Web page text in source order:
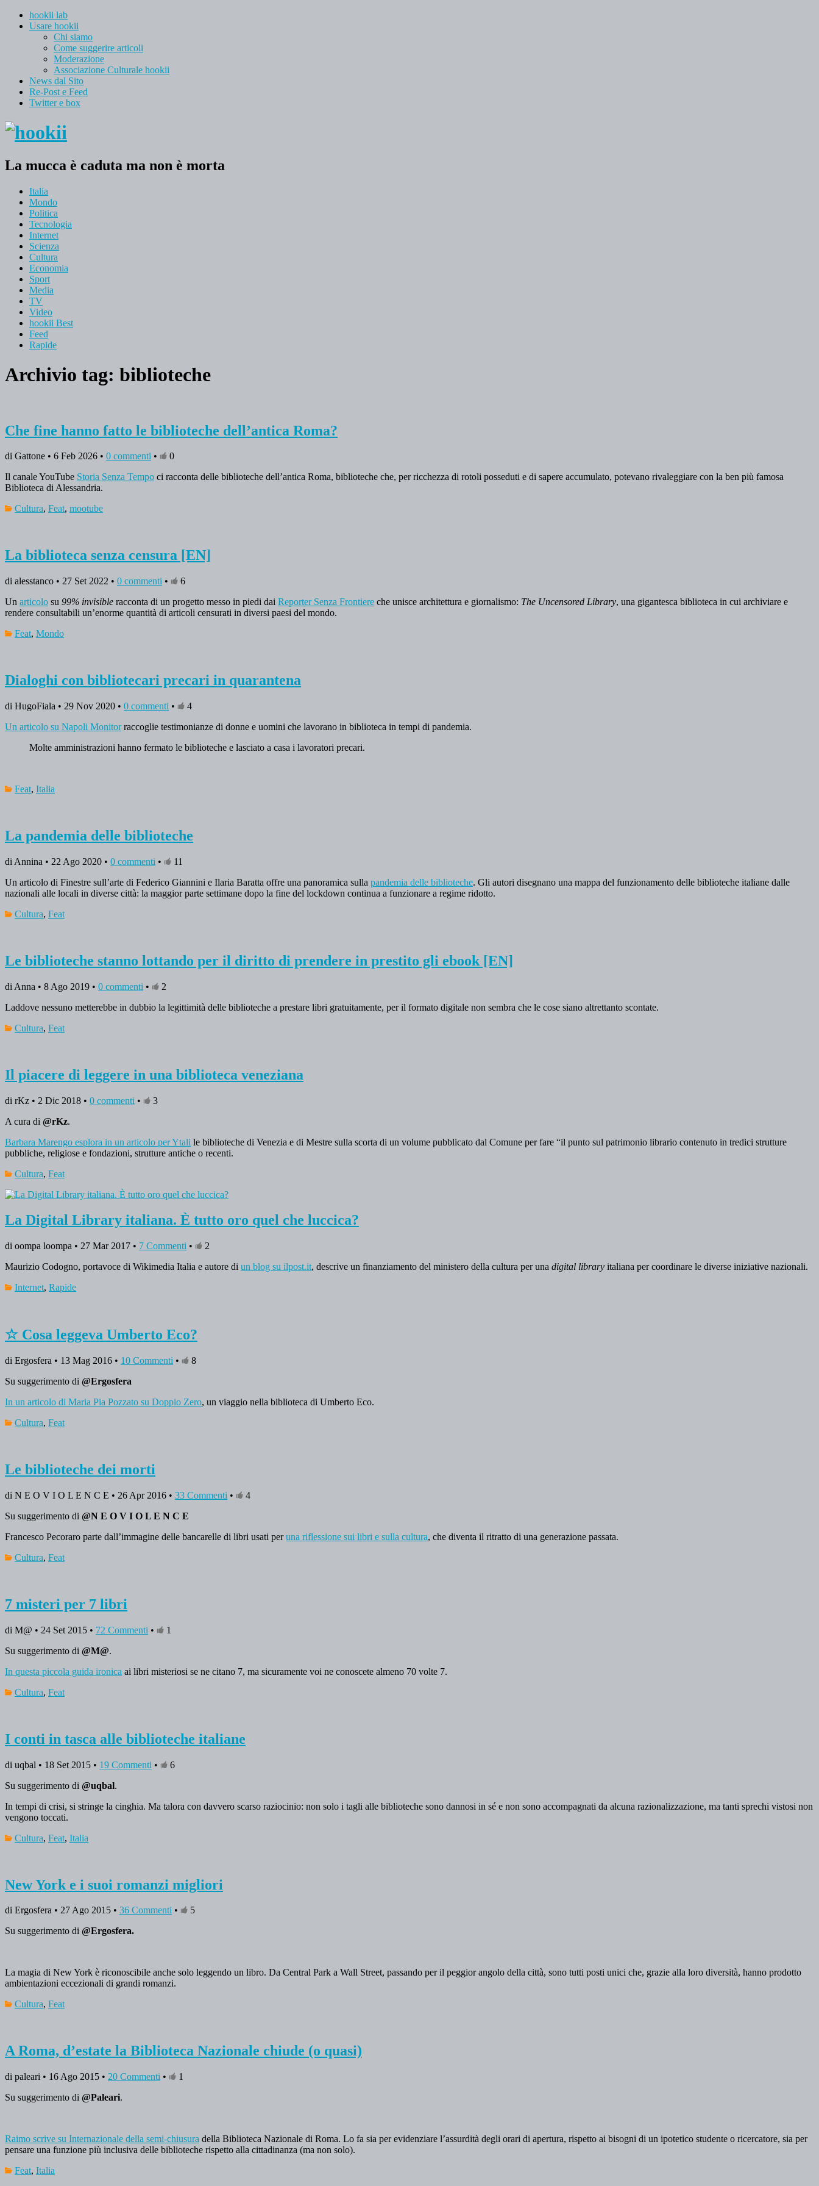
hookii lab
Usare hookii
Chi siamo
Come suggerire articoli
Moderazione
Associazione Culturale hookii
News dal Sito
Re-Post e Feed
Twitter e box
La mucca è caduta ma non è morta
Italia
Mondo
Politica
Tecnologia
Internet
Scienza
Cultura
Economia
Sport
Media
TV
Video
hookii Best
Feed
Rapide
Archivio tag: biblioteche
Che fine hanno fatto le biblioteche dell’antica Roma?
di Gattone • 6 Feb 2026 • 0 commenti •
0
Il canale YouTube Storia Senza Tempo ci racconta delle biblioteche dell’antica Roma, biblioteche che, per ricchezza di rotoli posseduti e di sapere accumulato, potevano rivaleggiare con la ben più famosa
Biblioteca di Alessandria.
Cultura, Feat, mootube
La biblioteca senza censura [EN]
di alesstanco • 27 Set 2022 • 0 commenti •
6
Un articolo su 99% invisible racconta di un progetto messo in piedi dai Reporter Senza Frontiere che unisce architettura e giornalismo: The Uncensored Library, una gigantesca biblioteca in cui archiviare e
rendere consultabili un’enorme quantità di articoli censurati in diversi paesi del mondo.
Feat, Mondo
Dialoghi con bibliotecari precari in quarantena
di HugoFiala • 29 Nov 2020 • 0 commenti •
4
Un articolo su Napoli Monitorraccoglie testimonianze di donne e uomini che lavorano in biblioteca in tempi di pandemia.
Molte amministrazioni hanno fermato le biblioteche e lasciato a casa i lavoratori precari.
Feat, Italia
La pandemia delle biblioteche
di Annina • 22 Ago 2020 • 0 commenti •
11
Un articolo di Finestre sull’arte di Federico Giannini e Ilaria Baratta offre una panoramica sulla pandemia delle biblioteche. Gli autori disegnano una mappa del funzionamento delle biblioteche italiane dalle
nazionali alle locali in diverse città: la maggior parte settimane dopo la fine del lockdown continua a funzionare a regime ridotto.
Cultura, Feat
Le biblioteche stanno lottando per il diritto di prendere in prestito gli ebook [EN]
di Anna • 8 Ago 2019 • 0 commenti •
2
Laddove nessuno metterebbe in dubbio la legittimità delle biblioteche a prestare libri gratuitamente, per il formato digitale non sembra che le cose siano altrettanto scontate.
Cultura, Feat
Il piacere di leggere in una biblioteca veneziana
di rKz • 2 Dic 2018 • 0 commenti •
3
A cura di @rKz.
Barbara Marengo esplora in un articolo per Ytali le biblioteche di Venezia e di Mestre sulla scorta di un volume pubblicato dal Comune per fare “il punto sul patrimonio librario contenuto in tredici strutture
pubbliche, religiose e fondazioni, strutture antiche o recenti.
Cultura, Feat
La Digital Library italiana. È tutto oro quel che luccica?
di oompa loompa • 27 Mar 2017 • 7 Commenti •
2
Maurizio Codogno, portavoce di Wikimedia Italia e autore di un blog su ilpost.it, descrive un finanziamento del ministero della cultura per una digital library italiana per coordinare le diverse iniziative nazionali.
Internet, Rapide
☆ Cosa leggeva Umberto Eco?
di Ergosfera • 13 Mag 2016 • 10 Commenti •
8
Su suggerimento di @Ergosfera
In un articolo di Maria Pia Pozzato su Doppio Zero, un viaggio nella biblioteca di Umberto Eco.
Cultura, Feat
Le biblioteche dei morti
di N E O V I O L E N C E • 26 Apr 2016 • 33 Commenti •
4
Su suggerimento di @N E O V I O L E N C E
Francesco Pecoraro parte dall’immagine delle bancarelle di libri usati peruna riflessione sui libri e sulla cultura, che diventa il ritratto di una generazione passata.
Cultura, Feat
7 misteri per 7 libri
di M@ • 24 Set 2015 • 72 Commenti •
1
Su suggerimento di @M@.
In questa piccola guida ironica ai libri misteriosi se ne citano 7, ma sicuramente voi ne conoscete almeno 70 volte 7.
Cultura, Feat
I conti in tasca alle biblioteche italiane
di uqbal • 18 Set 2015 • 19 Commenti •
6
Su suggerimento di @uqbal.
In tempi di crisi, si stringe la cinghia. Ma talora con davvero scarso raziocinio: non solo i tagli alle biblioteche sono dannosi in sé e non sono accompagnati da alcuna razionalizzazione, ma tanti sprechi vistosi non
vengono toccati.
Cultura, Feat, Italia
New York e i suoi romanzi migliori
di Ergosfera • 27 Ago 2015 • 36 Commenti •
5
Su suggerimento di @Ergosfera.
La magia di New York è riconoscibile anche solo leggendo un libro. Da Central Park a Wall Street, passando per il peggior angolo della città, sono tutti posti unici che, grazie alla loro diversità, hanno prodotto
ambientazioni eccezionali di grandi romanzi.
Cultura, Feat
A Roma, d’estate la Biblioteca Nazionale chiude (o quasi)
di paleari • 16 Ago 2015 • 20 Commenti •
1
Su suggerimento di @Paleari.
Raimo scrive su Internazionale della semi-chiusura della Biblioteca Nazionale di Roma. Lo fa sia per evidenziare l’assurdità degli orari di apertura, rispetto ai bisogni di un ipotetico studente o ricercatore, sia per
pensare una funzione più inclusiva delle biblioteche rispetto alla cittadinanza (ma non solo).
Feat, Italia